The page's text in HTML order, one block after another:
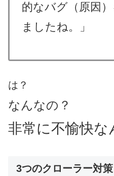
的なバグ（原因
ましたね。」
は？
なんなの？
非常に不愉快な
3つのクローラー対策